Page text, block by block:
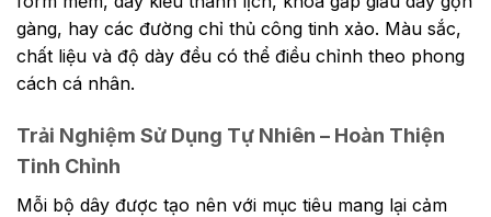
gàng, hay các đường chỉ thủ công tinh xảo. Màu sắc,
chất liệu và độ dày đều có thể điều chỉnh theo phong
cách cá nhân.
Trải Nghiệm Sử Dụng Tự Nhiên – Hoàn Thiện
Tinh Chỉnh
Mỗi bộ dây được tạo nên với mục tiêu mang lại cảm